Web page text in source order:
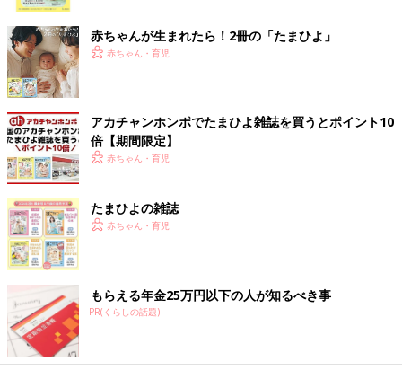
「じょーくんをチャイルドシートにのせて2人で車で移動してい
ました。信号待ちのときだったか、ふとじょーくんを見ると体に
力が入ったように数秒間体がかたまったんです。『うんちをした
のかな？』と思って、駐車場に車をとめておむつを見たのです
が、うんちもしていないし、もう体に力が入っているような様子
もありません。『あれ？』と思ったのですが、一瞬のことだった
のでそんなに気にしませんでした」（まきさん）
作でした。ただこのときは、まきさんはてんかん発作だとは思い
ませんでした。
「その後、同じように一瞬、体がかたまることが1日1～2回起き
るようになりました。体がかたまるときピクッと両手を上げるの
で、『モロー反射』のようにも見えます。でもモロー反射とは何
か違う･･･と思いました。両手を上げる動作のときに、黒目も一
緒に上がるんです。
赤ちゃんが生まれたら！2冊の「たまひよ」
赤ちゃん・育児
アカチャンホンポでたまひよ雑誌を買うとポイント10
倍【期間限定】
赤ちゃん・育児
たまひよの雑誌
赤ちゃん・育児
もらえる年金25万円以下の人が知るべき事
PR(くらしの話題)